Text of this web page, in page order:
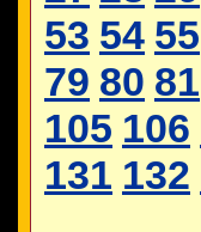
53 54 55
79 80 81
105 106
131 132